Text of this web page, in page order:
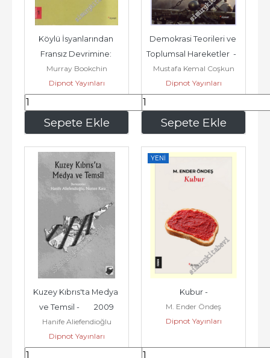
Sepete Ekle
Köylü İsyanlarından
Fransız Devrimine:
Devrimci Halk
Hareketleri Tarihi...
Murray Bookchin
Dipnot Yayınları
302,40 Sepete Ekle
Demokrasi Teorileri ve
Toplumsal Hareketler  -
2017
Mustafa Kemal Coşkun
Dipnot Yayınları
180,00
Kuzey Kıbrıs'ta Medya
ve Temsil -        2009
Hanife Aliefendioğlu
Dipnot Yayınları
YENI
Kubur -
M. Ender Öndeş
Dipnot Yayınları